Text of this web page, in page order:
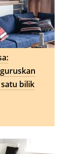
bilik